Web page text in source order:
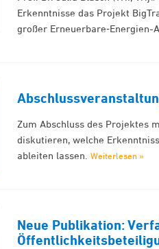
Erkenntnisse das Projekt
großer
Zum Abschluss des Projektes
diskutieren, welche
ableiten lassen.Weiterlesen »
Neue Publikation: